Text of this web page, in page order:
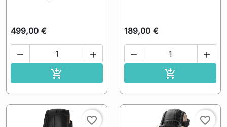
499,00 €
 

189,00 €
 

favorite_border favorite_border